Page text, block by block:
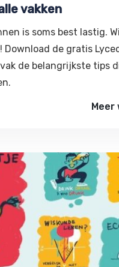
vakken
is soms best lastig.
Download de gratis
de belangrijkste tips
Meer